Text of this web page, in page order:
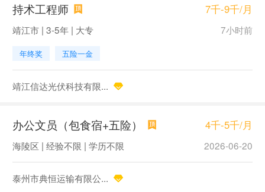
持术工程师 7千-9千/月
靖江市 | 3-5年 | 大专 7小时前
年终奖 五险一金
靖江信达光伏科技有限...
办公文员（包食宿+五险） 4千-5千/月
海陵区 | 经验不限 | 学历不限 2026-06-20
泰州市典恒运输有限公...